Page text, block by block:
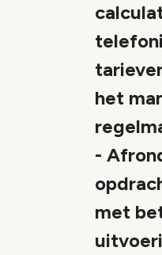
het
-
met